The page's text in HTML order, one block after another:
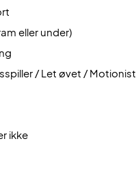
eller under)
/ Let øvet / Motionist
ikke